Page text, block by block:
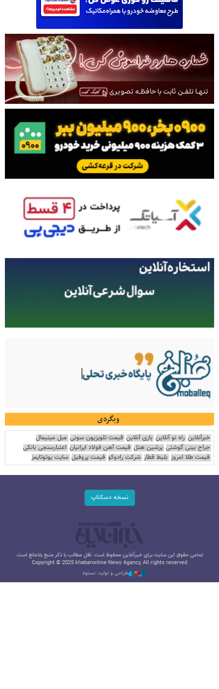
وبگردی
خبرآنلاین راه نو آنلاین بازی آنلاین قیمت تلویزیون سونی مبل مینیمال
جراح بینی گوشتی پرشین هتل قیمت آهن فولاد ایرانیان اعتبارسنجی بانکی
قیمت طلا امروز بلیط قطار شرکت رادوکو قیمت پروفیل سایت یوتوتایمز
نسخه دسکتاپ
تمامی حقوق این سایت برای خبرآنلاین محفوظ است. نقل مطالب با ذکر منبع بلامانع است.
Copyright © 2025 khabaronline News Agancy, All rights reserved
طراحی و تولید: نستوه